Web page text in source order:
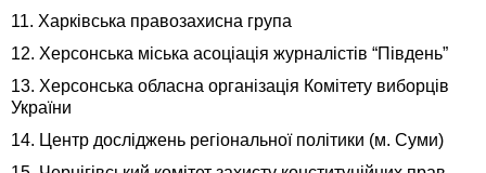
11. Харківська правозахисна група
12. Херсонська міська асоціація журналістів “Пів­день”
13. Херсонська обласна організація Комітету виборців
України
14. Центр досліджень регіональної політики (м. Суми)